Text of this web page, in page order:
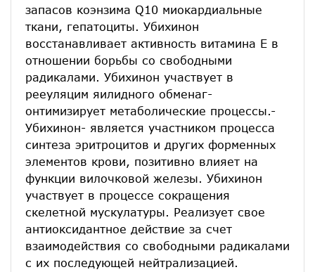
запасов коэнзима Q10 миокардиальные
ткани, гепатоциты. Убихинон
восстанавливает активность витамина Е в
отношении борьбы со свободными
радикалами. Убихинон участвует в
рееуляцим яилидного обменаг-
онтимизирует метаболические процессы.-
Убихинон- является участником процесса
синтеза эритроцитов и других форменных
элементов крови, позитивно влияет на
функции вилочковой железы. Убихинон
участвует в процессе сокращения
скелетной мускулатуры. Реализует свое
антиоксидантное действие за счет
взаимодействия со свободными радикалами
с их последующей нейтрализацией.